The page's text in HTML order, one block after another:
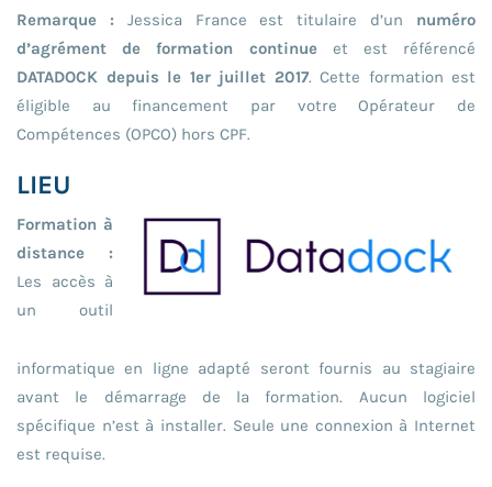
Remarque : Jessica France est titulaire d’un numéro
d’agrément de formation continueet est référencé
DATADOCK depuis le 1er juillet 2017. Cette formation est
éligible au financement par votre Opérateur de
Compétences (OPCO) hors CPF.
LIEU
Formation à
distance :
Les accès à
un outil
informatique en ligne adapté seront fournis au stagiaire
avant le démarrage de la formation. Aucun logiciel
spécifique n’est à installer. Seule une connexion à Internet
est requise.